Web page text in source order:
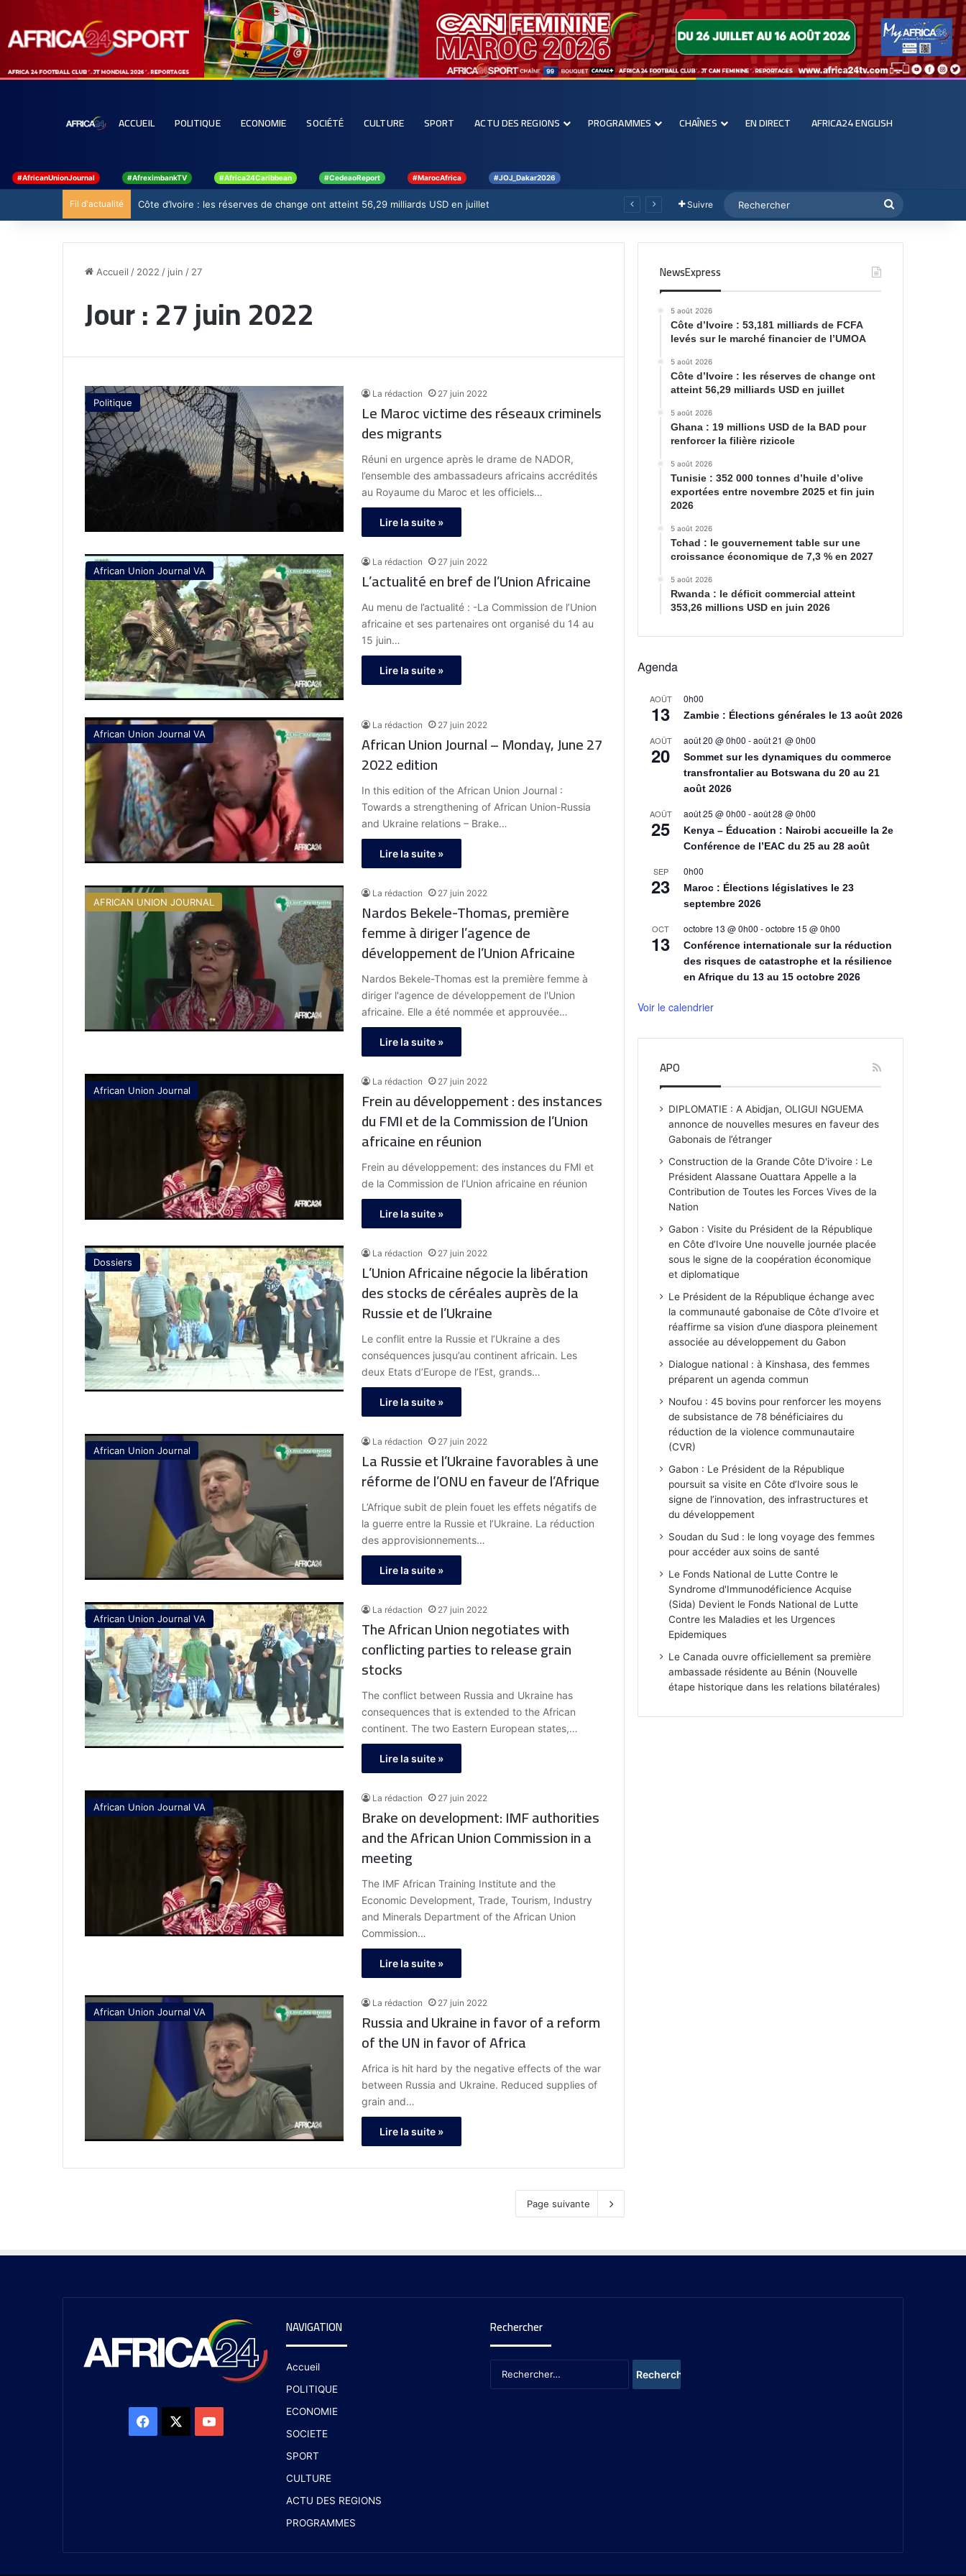
ACCUEIL POLITIQUE ECONOMIE SOCIÉTÉ CULTURE SPORT ACTU DES REGIONS PROGRAMMES CHAÎNES EN DIRECT AFRICA24 ENGLISH
#AfricanUnionJournal #AfreximbankTV #Africa24Caribbean #CedeaoReport #MarocAfrica #JOJ_Dakar2026
Fil d'actualité Côte d’Ivoire : les réserves de change ont atteint 56,29 milliards USD en juillet Suivre
Accueil / 2022 / juin / 27
Jour :27 juin 2022
Politique
La rédaction 27 juin 2022
Le Maroc victime des réseaux criminels
des migrants
Réuni en urgence après le drame de NADOR,
l’ensemble des ambassadeurs africains accrédités
au Royaume du Maroc et les officiels…
Lire la suite »
African Union Journal VA
La rédaction 27 juin 2022
L’actualité en bref de l’Union Africaine
Au menu de l’actualité : -La Commission de l’Union
africaine et ses partenaires ont organisé du 14 au
15 juin…
Lire la suite »
African Union Journal VA
La rédaction 27 juin 2022
African Union Journal – Monday, June 27
2022 edition
In this edition of the African Union Journal :
Towards a strengthening of African Union-Russia
and Ukraine relations – Brake…
Lire la suite »
AFRICAN UNION JOURNAL
La rédaction 27 juin 2022
Nardos Bekele-Thomas, première
femme à diriger l’agence de
développement de l’Union Africaine
Nardos Bekele-Thomas est la première femme à
diriger l'agence de développement de l'Union
africaine. Elle a été nommée et approuvée…
Lire la suite »
African Union Journal
La rédaction 27 juin 2022
Frein au développement : des instances
du FMI et de la Commission de l’Union
africaine en réunion
Frein au développement: des instances du FMI et
de la Commission de l’Union africaine en réunion
Lire la suite »
Dossiers
La rédaction 27 juin 2022
L’Union Africaine négocie la libération
des stocks de céréales auprès de la
Russie et de l’Ukraine
Le conflit entre la Russie et l’Ukraine a des
conséquences jusqu’au continent africain. Les
deux Etats d’Europe de l’Est, grands…
Lire la suite »
African Union Journal
La rédaction 27 juin 2022
La Russie et l’Ukraine favorables à une
réforme de l’ONU en faveur de l’Afrique
L’Afrique subit de plein fouet les effets négatifs de
la guerre entre la Russie et l’Ukraine. La réduction
des approvisionnements…
Lire la suite »
African Union Journal VA
La rédaction 27 juin 2022
The African Union negotiates with
conflicting parties to release grain
stocks
The conflict between Russia and Ukraine has
consequences that is extended to the African
continent. The two Eastern European states,…
Lire la suite »
African Union Journal VA
La rédaction 27 juin 2022
Brake on development: IMF authorities
and the African Union Commission in a
meeting
The IMF African Training Institute and the
Economic Development, Trade, Tourism, Industry
and Minerals Department of the African Union
Commission…
Lire la suite »
African Union Journal VA
La rédaction 27 juin 2022
Russia and Ukraine in favor of a reform
of the UN in favor of Africa
Africa is hit hard by the negative effects of the war
between Russia and Ukraine. Reduced supplies of
grain and…
Lire la suite »
Page suivante
NewsExpress
5 août 2026
Côte d’Ivoire : 53,181 milliards de FCFA
levés sur le marché financier de l’UMOA
5 août 2026
Côte d’Ivoire : les réserves de change ont
atteint 56,29 milliards USD en juillet
5 août 2026
Ghana : 19 millions USD de la BAD pour
renforcer la filière rizicole
5 août 2026
Tunisie : 352 000 tonnes d’huile d’olive
exportées entre novembre 2025 et fin juin
2026
5 août 2026
Tchad : le gouvernement table sur une
croissance économique de 7,3 % en 2027
5 août 2026
Rwanda : le déficit commercial atteint
353,26 millions USD en juin 2026
Agenda
AOÛT
13
0h00
Zambie : Élections générales le 13 août 2026
AOÛT
20
août 20 @ 0h00 -août 21 @ 0h00
Sommet sur les dynamiques du commerce
transfrontalier au Botswana du 20 au 21
août 2026
AOÛT
25
août 25 @ 0h00 -août 28 @ 0h00
Kenya – Éducation : Nairobi accueille la 2e
Conférence de l’EAC du 25 au 28 août
SEP
23
0h00
Maroc : Élections législatives le 23
septembre 2026
OCT
13
octobre 13 @ 0h00 -octobre 15 @ 0h00
Conférence internationale sur la réduction
des risques de catastrophe et la résilience
en Afrique du 13 au 15 octobre 2026
Voir le calendrier
APO
DIPLOMATIE : A Abidjan, OLIGUI NGUEMA
annonce de nouvelles mesures en faveur des
Gabonais de l’étranger
Construction de la Grande Côte D'ivoire : Le
Président Alassane Ouattara Appelle a la
Contribution de Toutes les Forces Vives de la
Nation
Gabon : Visite du Président de la République
en Côte d’Ivoire Une nouvelle journée placée
sous le signe de la coopération économique
et diplomatique
Le Président de la République échange avec
la communauté gabonaise de Côte d’Ivoire et
réaffirme sa vision d’une diaspora pleinement
associée au développement du Gabon
Dialogue national : à Kinshasa, des femmes
préparent un agenda commun
Noufou : 45 bovins pour renforcer les moyens
de subsistance de 78 bénéficiaires du
réduction de la violence communautaire
(CVR)
Gabon : Le Président de la République
poursuit sa visite en Côte d’Ivoire sous le
signe de l’innovation, des infrastructures et
du développement
Soudan du Sud : le long voyage des femmes
pour accéder aux soins de santé
Le Fonds National de Lutte Contre le
Syndrome d'Immunodéficience Acquise
(Sida) Devient le Fonds National de Lutte
Contre les Maladies et les Urgences
Epidemiques
Le Canada ouvre officiellement sa première
ambassade résidente au Bénin (Nouvelle
étape historique dans les relations bilatérales)
NAVIGATION
Accueil
POLITIQUE
ECONOMIE
SOCIETE
SPORT
CULTURE
ACTU DES REGIONS
PROGRAMMES
Rechercher